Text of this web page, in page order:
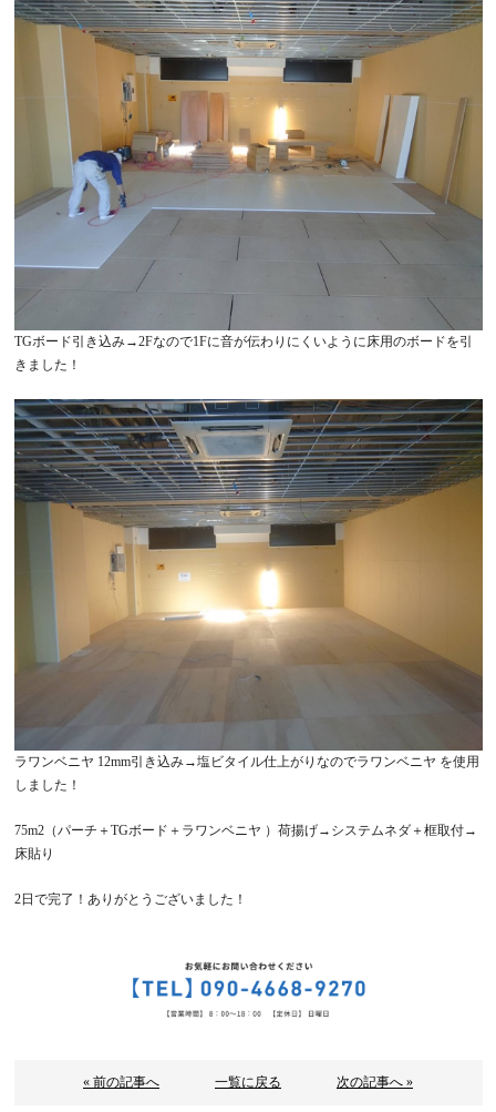
TGボード引き込み→2Fなので1Fに音が伝わりにくいように床用のボードを引
きました！
ラワンベニヤ 12mm引き込み→塩ビタイル仕上がりなのでラワンベニヤ を使用
しました！
75m2（パーチ＋TGボード＋ラワンベニヤ ）荷揚げ→システムネダ＋框取付→
床貼り
2日で完了！ありがとうございました！
« 前の記事へ 一覧に戻る 次の記事へ »